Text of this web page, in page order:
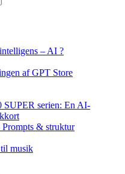
– AI ?
af GPT Store
SUPER serien: En AI-
& struktur
musik